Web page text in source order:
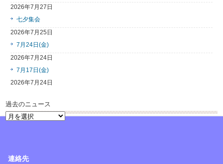
2026年7月27日
七夕集会
2026年7月25日
7月24日(金)
2026年7月24日
7月17日(金)
2026年7月24日
過去のニュース
過
ー
連絡先